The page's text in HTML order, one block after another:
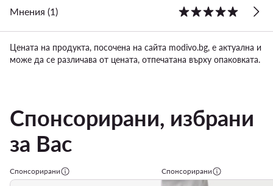
Мнения (1)
Цената на продукта, посочена на сайта modivo.bg, е актуална и
може да се различава от цената, отпечатана върху опаковката.
Спонсорирани, избрани
за Вас
Спонсорирани Спонсорирани